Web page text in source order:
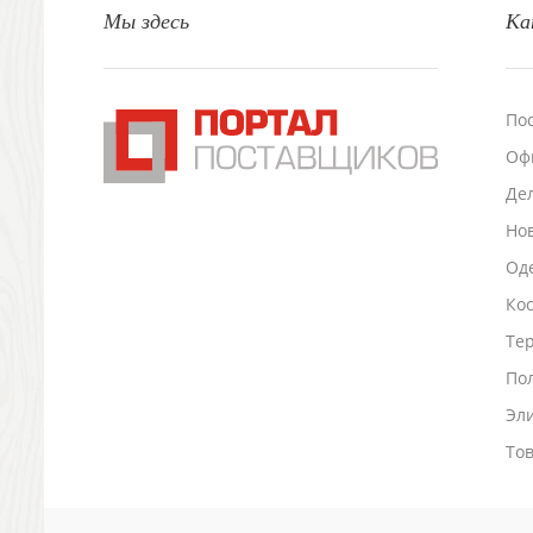
Подставки для визиток записок телефонов
Промо
Антистрессы
Мы здесь